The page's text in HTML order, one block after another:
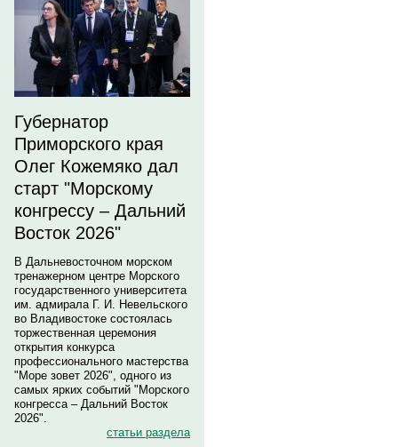
Губернатор
Приморского края
Олег Кожемяко дал
старт "Морскому
конгрессу – Дальний
Восток 2026"
В Дальневосточном морском
тренажерном центре Морского
государственного университета
им. адмирала Г. И. Невельского
во Владивостоке состоялась
торжественная церемония
открытия конкурса
профессионального мастерства
"Море зовет 2026", одного из
самых ярких событий "Морского
конгресса – Дальний Восток
2026".
статьи раздела